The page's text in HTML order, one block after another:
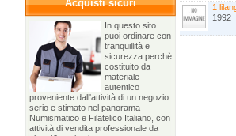
Acquisti sicuri
In questo sito
puoi ordinare con
tranquillità e
sicurezza perchè
costituito da
materiale
autentico
proveniente dall'attività di un negozio
serio e stimato nel panorama
Numismatico e Filatelico Italiano, con
attività di vendita professionale da
1
1992